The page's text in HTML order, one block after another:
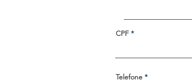
CPF
Telefone